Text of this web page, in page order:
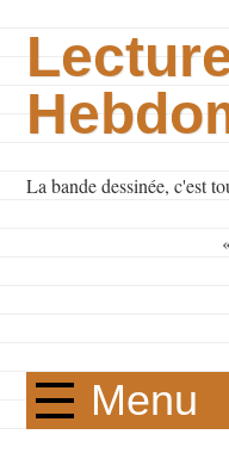
La bande dessinée, c'est
Menu